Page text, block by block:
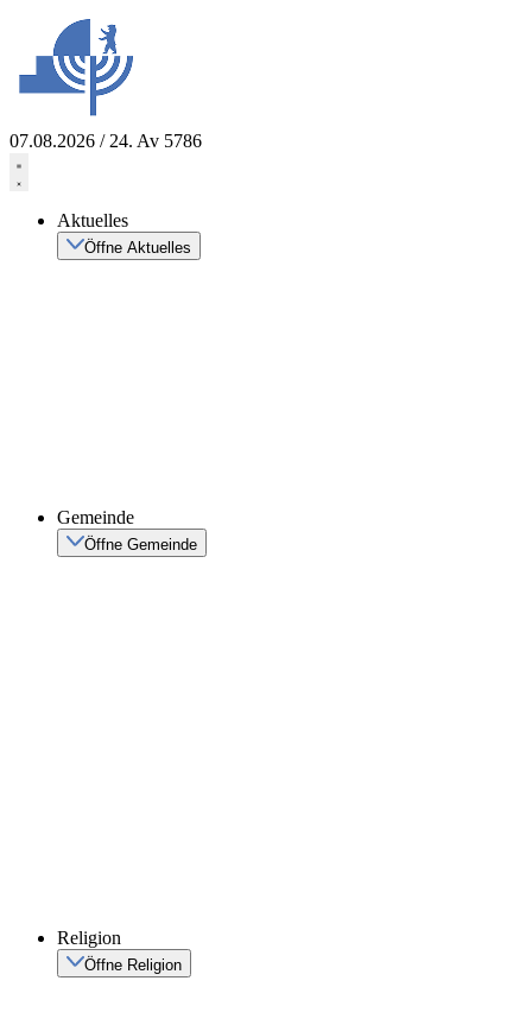
springen
07.08.2026 / 24. Av 5786
Aktuelles
Öffne Aktuelles
Gemeinde
Öffne Gemeinde
Religion
Öffne Religion